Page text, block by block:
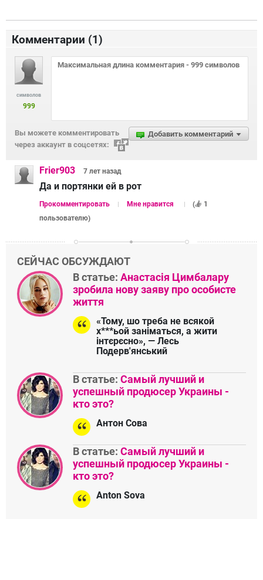
Комментарии (1)
символов
999
Добавить комментарий
Вы можете комментировать
через аккаунт в соцсетях:
Frier903 7 лет назад
Да и портянки ей в рот
Прокомментировать Мне нравится (
1
пользователю)
СЕЙЧАС ОБСУЖДАЮТ
В статье: Анастасія Цимбалару
зробила нову заяву про особисте
життя
«Тому, шо треба не всякой
х***ьой заніматься, а жити
інтєрєсно», — Лесь
Подерв'янський
В статье: Самый лучший и
успешный продюсер Украины -
кто это?
Антон Сова
В статье: Самый лучший и
успешный продюсер Украины -
кто это?
Anton Sova